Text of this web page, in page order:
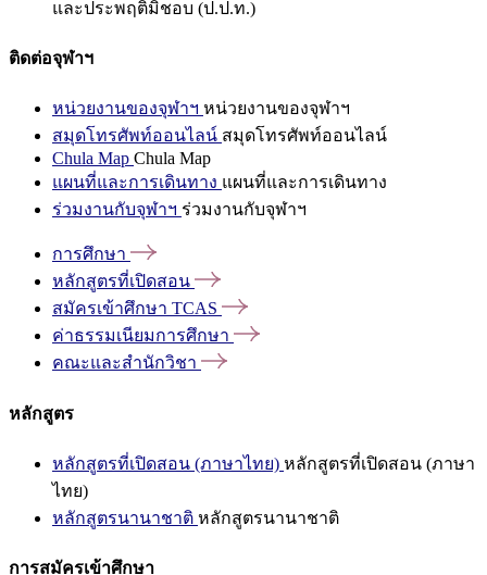
และประพฤติมิชอบ (ป.ป.ท.)
ติดต่อจุฬาฯ
หน่วยงานของจุฬาฯ หน่วยงานของจุฬาฯ
สมุดโทรศัพท์ออนไลน์ สมุดโทรศัพท์ออนไลน์
Chula Map Chula Map
แผนที่และการเดินทาง แผนที่และการเดินทาง
ร่วมงานกับจุฬาฯ ร่วมงานกับจุฬาฯ
การศึกษา
หลักสูตรที่เปิดสอน
สมัครเข้าศึกษา TCAS
ค่าธรรมเนียมการศึกษา
คณะและสำนักวิชา
หลักสูตร
หลักสูตรที่เปิดสอน (ภาษาไทย) หลักสูตรที่เปิดสอน (ภาษา
ไทย)
หลักสูตรนานาชาติ หลักสูตรนานาชาติ
การสมัครเข้าศึกษา